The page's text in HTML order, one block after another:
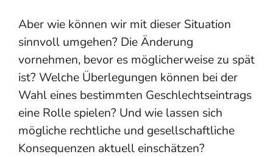
Aber wie können wir mit dieser Situation
sinnvoll umgehen? Die Änderung
vornehmen, bevor es möglicherweise zu spät
ist? Welche Überlegungen können bei der
Wahl eines bestimmten Geschlechtseintrags
eine Rolle spielen? Und wie lassen sich
mögliche rechtliche und gesellschaftliche
Konsequenzen aktuell einschätzen?